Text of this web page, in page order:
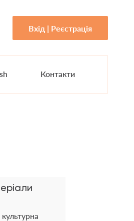
Вхід | Реєстрація
Контакти